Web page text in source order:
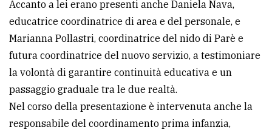
Accanto a lei erano presenti anche Daniela Nava,
educatrice coordinatrice di area e del personale, e
Marianna Pollastri, coordinatrice del nido di Parè e
futura coordinatrice del nuovo servizio, a testimoniare
la volontà di garantire continuità educativa e un
passaggio graduale tra le due realtà.
Nel corso della presentazione è intervenuta anche la
responsabile del coordinamento prima infanzia,